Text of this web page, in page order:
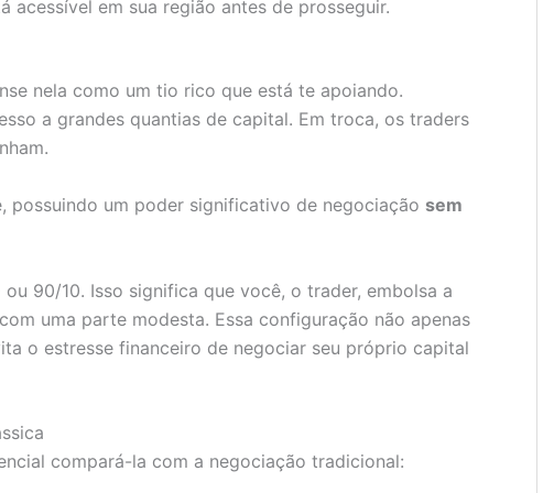
em sua região antes de prosseguir.
nela como um tio rico que está te apoiando.
a grandes quantias de capital. Em troca, os traders
possuindo um poder significativo de negociação sem
90/10. Isso significa que você, o trader, embolsa a
uma parte modesta. Essa configuração não apenas
o estresse financeiro de negociar seu próprio capital
compará-la com a negociação tradicional: